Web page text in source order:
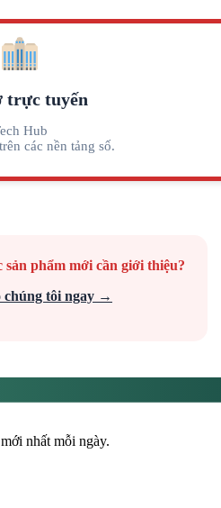
trực tuyến
Hub
các nền tảng số.
phẩm mới cần giới thiệu?
chúng tôi ngay →
nhất mỗi ngày.